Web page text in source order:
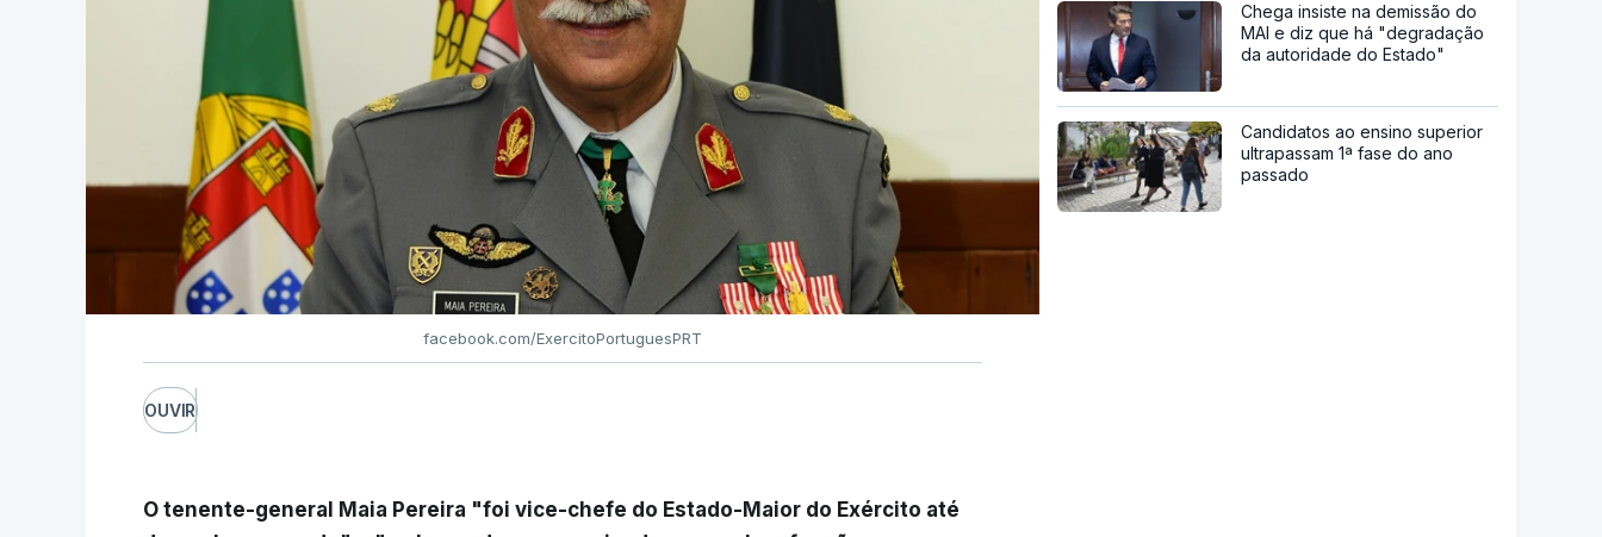
facebook.com/ExercitoPortuguesPRT
OUVIR
O tenente-general Maia Pereira "foi vice-chefe do Estado-Maior do Exército até
Chega insiste na demissão do
MAI e diz que há "degradação
da autoridade do Estado"
Candidatos ao ensino superior
ultrapassam 1ª fase do ano
passado